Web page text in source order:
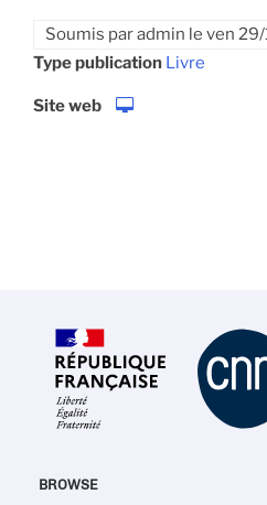
Soumis paradmin le ven 29/
Type publication Livre
Site web
BROWSE